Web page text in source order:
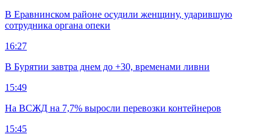
В Еравнинском районе осудили женщину, ударившую
сотрудника органа опеки
16:27
В Бурятии завтра днем до +30, временами ливни
15:49
На ВСЖД на 7,7% выросли перевозки контейнеров
15:45